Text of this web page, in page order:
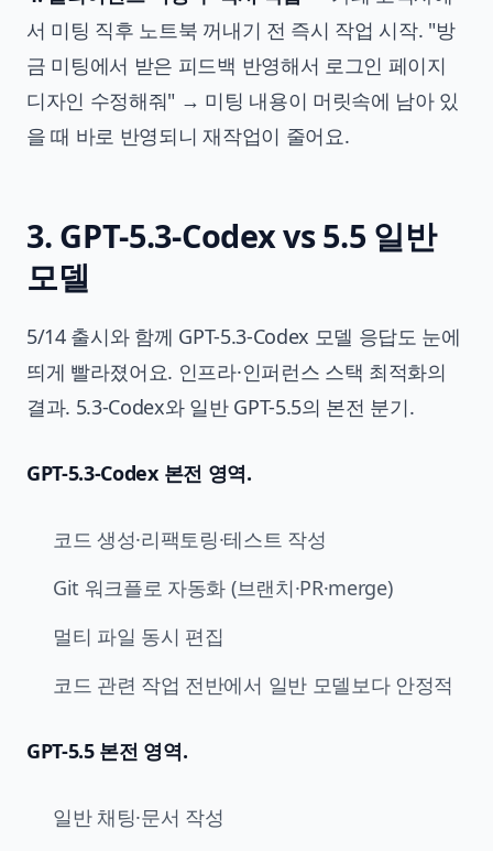
서 미팅 직후 노트북 꺼내기 전 즉시 작업 시작. "방
금 미팅에서 받은 피드백 반영해서 로그인 페이지
디자인 수정해줘" → 미팅 내용이 머릿속에 남아 있
을 때 바로 반영되니 재작업이 줄어요.
3. GPT-5.3-Codex vs 5.5 일반
모델
5/14 출시와 함께 GPT-5.3-Codex 모델 응답도 눈에
띄게 빨라졌어요. 인프라·인퍼런스 스택 최적화의
결과. 5.3-Codex와 일반 GPT-5.5의 본전 분기.
GPT-5.3-Codex 본전 영역.
코드 생성·리팩토링·테스트 작성
Git 워크플로 자동화 (브랜치·PR·merge)
멀티 파일 동시 편집
코드 관련 작업 전반에서 일반 모델보다 안정적
GPT-5.5 본전 영역.
일반 채팅·문서 작성